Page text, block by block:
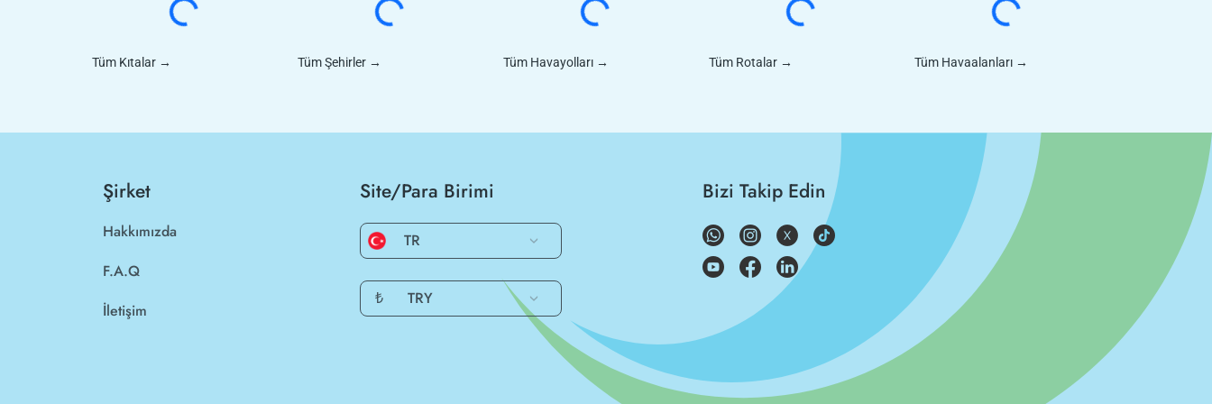
Tüm Kıtalar → Tüm Şehirler → Tüm Havayolları → Tüm Rotalar → Tüm Havaalanları →
Şirket
Hakkımızda
F.A.Q
İletişim
Site/Para Birimi
TR
₺ TRY
Bizi Takip Edin